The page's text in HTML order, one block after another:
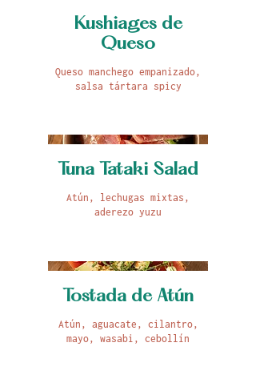
Kushiages de
Queso
Queso manchego empanizado,
Tuna Tataki Salad
Atún, lechugas mixtas,
aderezo yuzu
Tostada de Atún
Atún, aguacate, cilantro,
mayo, wasabi, cebollín